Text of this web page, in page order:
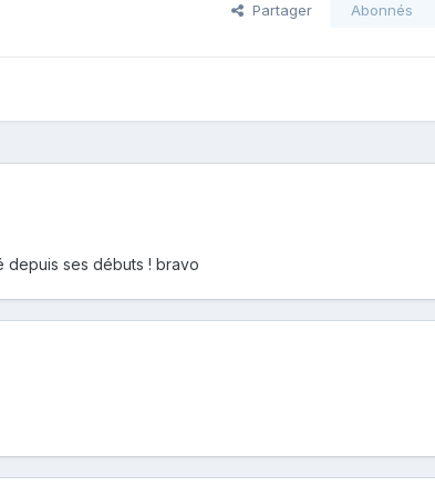
Partager Abonnés
depuis ses débuts ! bravo